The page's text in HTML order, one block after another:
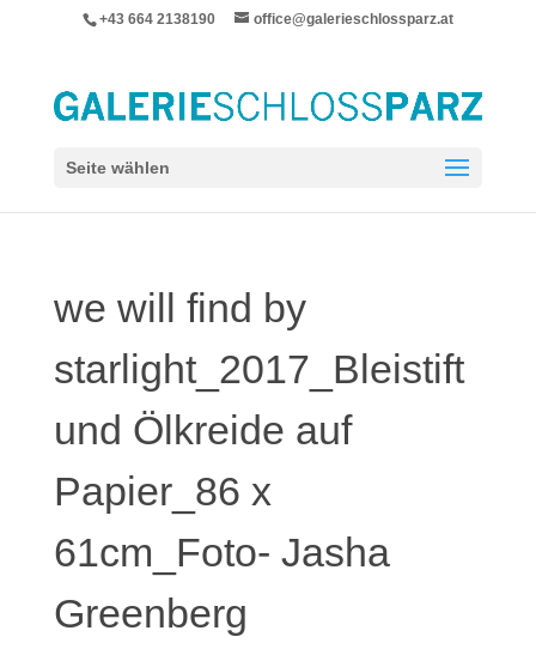
+43 664 2138190 office@galerieschlossparz.at
Seite wählen
we will find by
starlight_2017_Bleistift
und Ölkreide auf
Papier_86 x
61cm_Foto- Jasha
Greenberg